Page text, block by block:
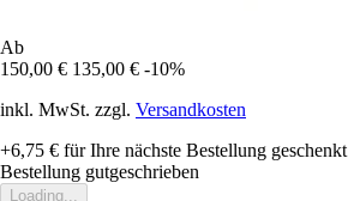
Ab
150,00 € 135,00 € -10%
inkl. MwSt. zzgl. Versandkosten
+6,75 € für Ihre nächste Bestellung geschenkt
Bestellung gutgeschrieben
Loading...